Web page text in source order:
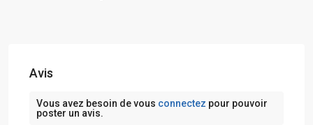
Avis
Vous avez besoin de vous connectez pour pouvoir
poster un avis.